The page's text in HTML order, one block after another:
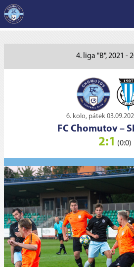
4. liga "B", 2021 -
6. kolo, pátek
FC Chomutov–
2:1 (0:0)